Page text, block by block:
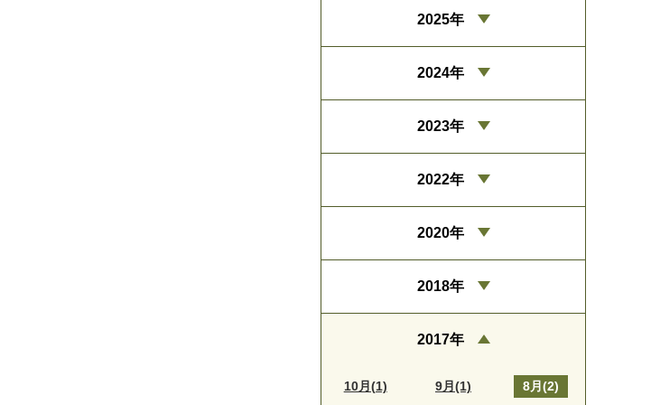
2025年
2024年
2023年
2022年
2020年
2018年
2017年
10月(1) 9月(1) 8月(2)